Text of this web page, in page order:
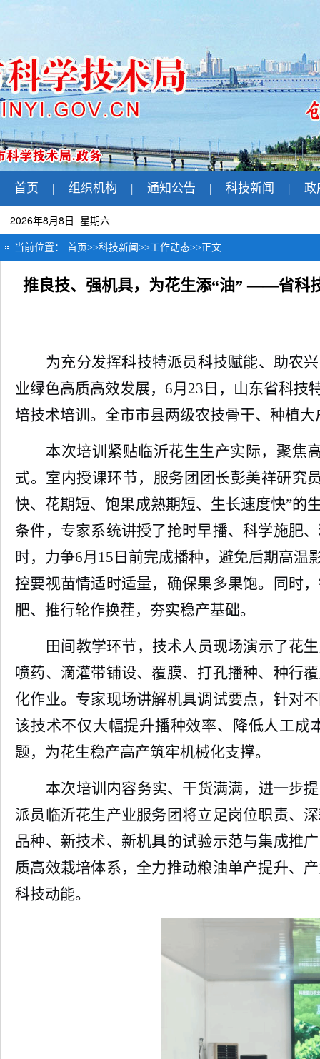
首页 | 组织机构 | 通知公告 | 科技新闻 | 政
2026年8月8日 星期六
当前位置： 首页>>科技新闻 >>工作动态>> 正文
推良技、强机具，为花生添“油” ——省科
为充分发挥科技特派员科技赋能、助农
业绿色高质高效发展， 6月23日，山东省科技
培技术培训。全市市县两级农技骨干、种植
本次培训紧贴临沂花生生产实际，聚焦
式。室内授课环节，服务团团长彭美祥研究
快、花期短、饱果成熟期短、生长速度快”的
条件，专家系统讲授了抢时早播、科学施肥
时，力争6月15日前完成播种，避免后期高
控要视苗情适时适量，确保果多果饱。同时
肥、推行轮作换茬，夯实稳产基础。
田间教学环节，技术人员现场演示了花
喷药、滴灌带铺设、覆膜、打孔播种、种行
化作业。专家现场讲解机具调试要点，针对
该技术不仅大幅提升播种效率、降低人工
题，为花生稳产高产筑牢机械化支撑。
本次培训内容务实、干货满满，进一步
派员临沂花生产业服务团将立足岗位职责、
品种、新技术、新机具的试验示范与集成推
质高效栽培体系，全力推动粮油单产提升、
科技动能。